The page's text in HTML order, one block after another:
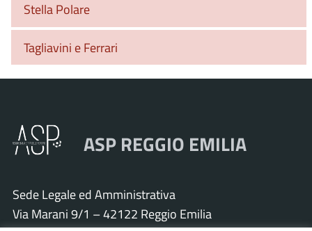
Stella Polare
Tagliavini e Ferrari
ASP REGGIO EMILIA
Sede Legale ed Amministrativa
Via Marani 9/1 – 42122 Reggio Emilia